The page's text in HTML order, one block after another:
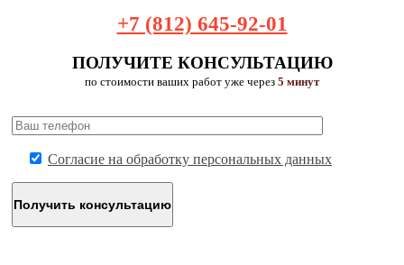
+7 (812) 645-92-01
ПОЛУЧИТЕ КОНСУЛЬТАЦИЮ
по стоимости ваших работ уже через 5 минут
Согласие на обработку персональных данных